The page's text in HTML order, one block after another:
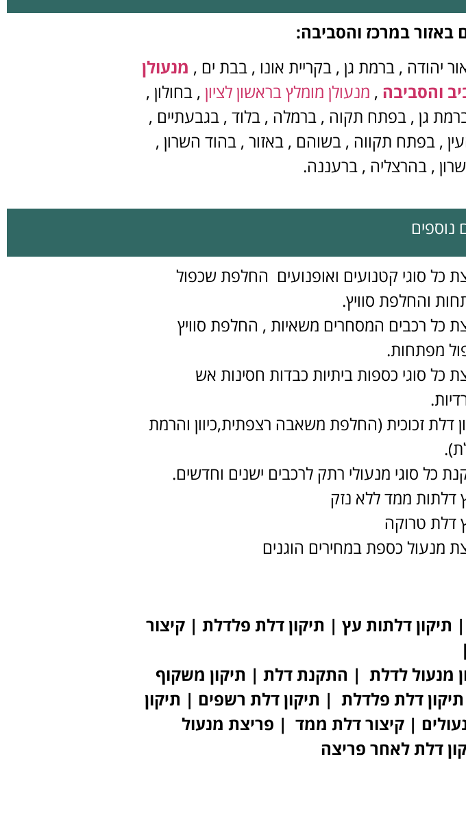
באזור במרכז והסביבה:
יהודה , ברמת גן , בקריית אונו , בבת ים , מנעולן
והסביבה , מנעולן מומלץ בראשון לציון , בחולון ,
גן , בפתח תקוה , ברמלה , בלוד , בגבעתיים ,
, בפתח תקווה , בשוהם , באזור , בהוד השרון ,
, בהרצליה , ברעננה.
נוספים
כל סוגי קטנועים ואופנועים החלפת שכפול
והחלפת סוויץ.
כל רכבים המסחרים משאיות , החלפת סוויץ
מפתחות.
כל סוגי כספות ביתיות כבדות חסינות אש
דלת זכוכית (החלפת משאבה רצפתית,כיוון והרמת
כל סוגי מנעולי רתק לרכבים ישנים וחדשים.
דלתות ממד ללא נזק
דלת טרוקה
מנעול כספת במחירים הוגנים
תיקון דלתות עץ | תיקון דלת פלדלת | קיצור
מנעול לדלת | התקנת דלת | תיקון משקוף
דלת פלדלת | תיקון דלת רשפים | תיקון
| קיצור דלת ממד | פריצת מנעול
דלת לאחר פריצה